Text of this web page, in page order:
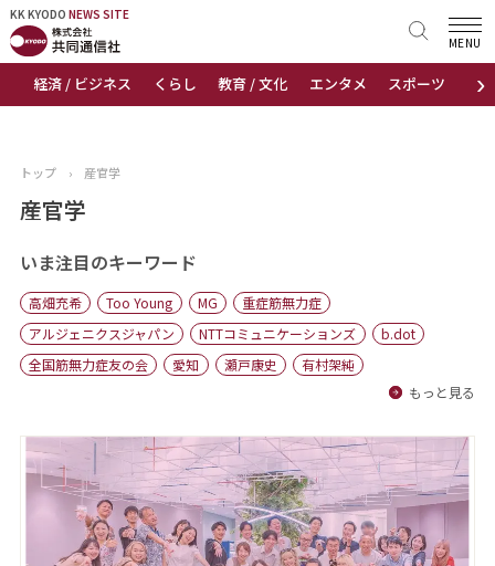
KK KYODO NEWS SITE
›
経済 / ビジネス くらし 教育 / 文化 エンタメ スポーツ 地域
MENU
KK KYODONEWS SITE
トップページ
ニュース
おすすめコンテンツ
出版物
会社概要
トップ › 産官学
産官学
いま注目のキーワード
高畑充希 Too Young MG
重症筋無力症
アルジェニクスジャパン
NTTコミュニケーションズ
b.dot
全国筋無力症友の会
愛知 瀬戸康史
有村架純
もっと見る